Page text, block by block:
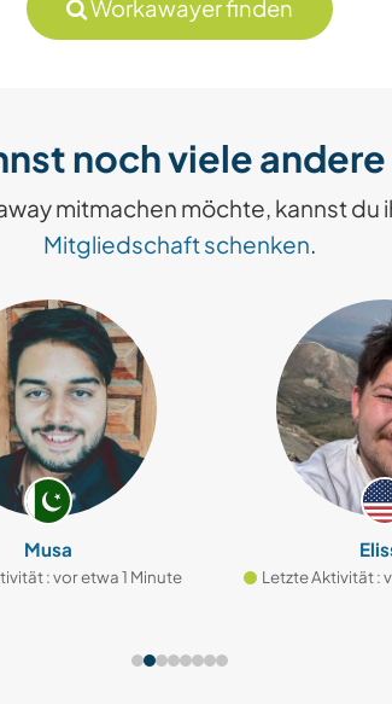
Workawayer finden
noch viele
mitmachen möchte, kannst du
Mitgliedschaft schenken
Musa
: vor etwa 1 Minute
Elissa
Letzte Aktivität : vor